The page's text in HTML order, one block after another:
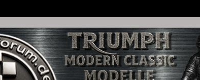
BJ 2001. Triumph Bonneville, Thruxton, Scrambler, Bobber, Speed